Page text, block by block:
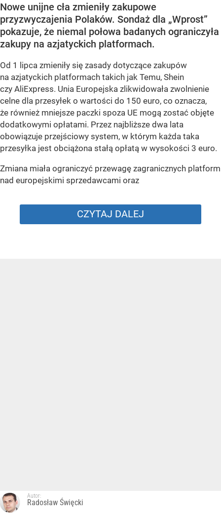
Nowe unijne cła zmieniły zakupowe
przyzwyczajenia Polaków. Sondaż dla „Wprost”
pokazuje, że niemal połowa badanych ograniczyła
zakupy na azjatyckich platformach.
Od 1 lipca zmieniły się zasady dotyczące zakupów
na azjatyckich platformach takich jak Temu, Shein
czy AliExpress. Unia Europejska zlikwidowała zwolnienie
celne dla przesyłek o wartości do 150 euro, co oznacza,
że również mniejsze paczki spoza UE mogą zostać objęte
dodatkowymi opłatami. Przez najbliższe dwa lata
obowiązuje przejściowy system, w którym każda taka
przesyłka jest obciążona stałą opłatą w wysokości 3 euro.
Zmiana miała ograniczyć przewagę zagranicznych platform
nad europejskimi sprzedawcami oraz
CZYTAJ DALEJ
Autor:
Radosław Święcki